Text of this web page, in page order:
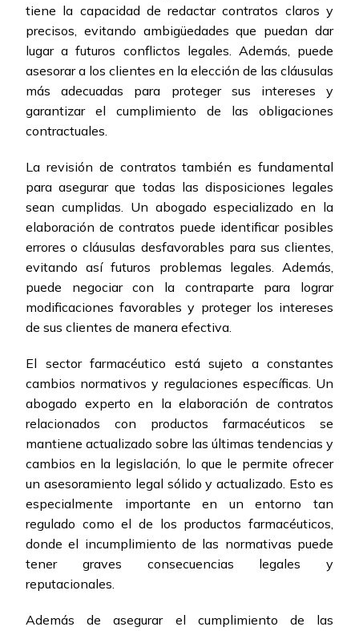
tiene la capacidad de redactar contratos claros y
precisos, evitando ambigüedades que puedan dar
lugar a futuros conflictos legales. Además, puede
asesorar a los clientes en la elección de las cláusulas
más adecuadas para proteger sus intereses y
garantizar el cumplimiento de las obligaciones
contractuales.
La revisión de contratos también es fundamental
para asegurar que todas las disposiciones legales
sean cumplidas. Un abogado especializado en la
elaboración de contratos puede identificar posibles
errores o cláusulas desfavorables para sus clientes,
evitando así futuros problemas legales. Además,
puede negociar con la contraparte para lograr
modificaciones favorables y proteger los intereses
de sus clientes de manera efectiva.
El sector farmacéutico está sujeto a constantes
cambios normativos y regulaciones específicas. Un
abogado experto en la elaboración de contratos
relacionados con productos farmacéuticos se
mantiene actualizado sobre las últimas tendencias y
cambios en la legislación, lo que le permite ofrecer
un asesoramiento legal sólido y actualizado. Esto es
especialmente importante en un entorno tan
regulado como el de los productos farmacéuticos,
donde el incumplimiento de las normativas puede
tener graves consecuencias legales y
reputacionales.
Además de asegurar el cumplimiento de las